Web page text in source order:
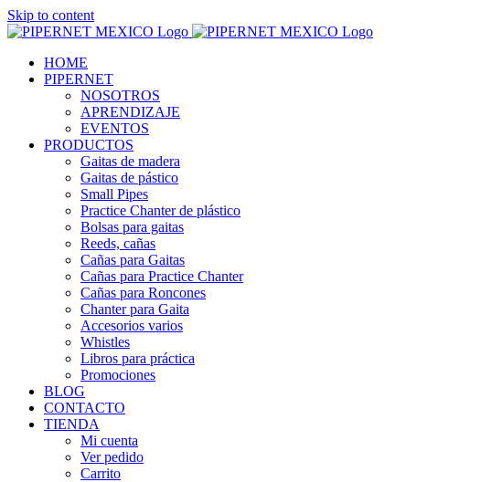
Skip to content
HOME
PIPERNET
NOSOTROS
APRENDIZAJE
EVENTOS
PRODUCTOS
Gaitas de madera
Gaitas de pástico
Small Pipes
Practice Chanter de plástico
Bolsas para gaitas
Reeds, cañas
Cañas para Gaitas
Cañas para Practice Chanter
Cañas para Roncones
Chanter para Gaita
Accesorios varios
Whistles
Libros para práctica
Promociones
BLOG
CONTACTO
TIENDA
Mi cuenta
Ver pedido
Carrito